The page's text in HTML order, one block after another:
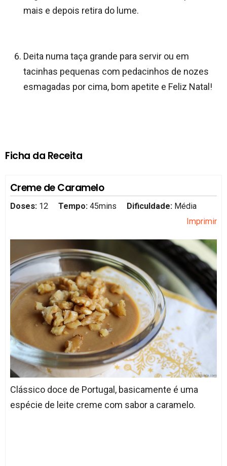
mais e depois retira do lume.
Deita numa taça grande para servir ou em
tacinhas pequenas com pedacinhos de nozes
esmagadas por cima, bom apetite e Feliz Natal!
Ficha da Receita
Creme de Caramelo
Doses: 12 Tempo: 45mins Dificuldade: Média
Imprimir
Clássico doce de Portugal, basicamente é uma
espécie de leite creme com sabor a caramelo.